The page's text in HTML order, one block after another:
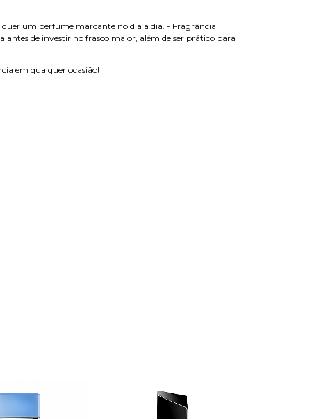
um perfume marcante no dia a dia. - Fragrância
de investir no frasco maior, além de ser prático para
em qualquer ocasião!